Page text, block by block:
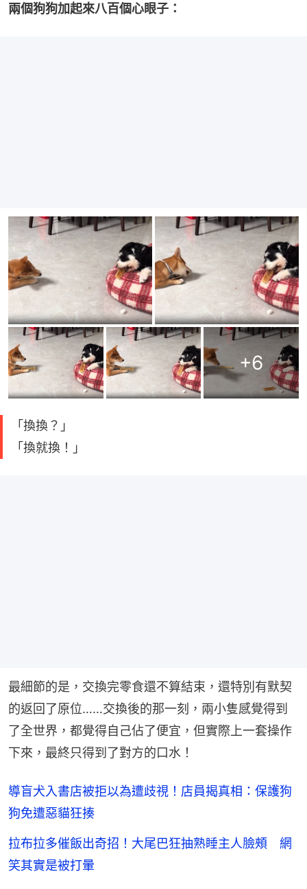
兩個狗狗加起來八百個心眼子：
+6
「換換？」
「換就換！」
最細節的是，交換完零食還不算結束，還特別有默契
的返回了原位……交換後的那一刻，兩小隻感覺得到
了全世界，都覺得自己佔了便宜，但實際上一套操作
下來，最終只得到了對方的口水！
導盲犬入書店被拒以為遭歧視！店員揭真相：保護狗
狗免遭惡貓狂揍
拉布拉多催飯出奇招！大尾巴狂抽熟睡主人臉頰 網
笑其實是被打暈